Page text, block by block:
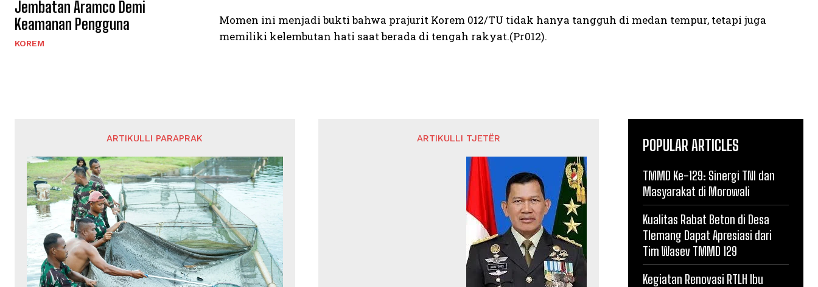
Jembatan Aramco Demi
Keamanan Pengguna
KOREM
Momen ini menjadi bukti bahwa prajurit Korem 012/TU tidak hanya tangguh di medan tempur, tetapi juga
memiliki kelembutan hati saat berada di tengah rakyat.(Pr012).
ARTIKULLI PARAPRAK ARTIKULLI TJETËR POPULAR ARTICLES
TMMD Ke-129: Sinergi TNI dan
Masyarakat di Morowali
Kualitas Rabat Beton di Desa
Tlemang Dapat Apresiasi dari
Tim Wasev TMMD 129
Kegiatan Renovasi RTLH Ibu